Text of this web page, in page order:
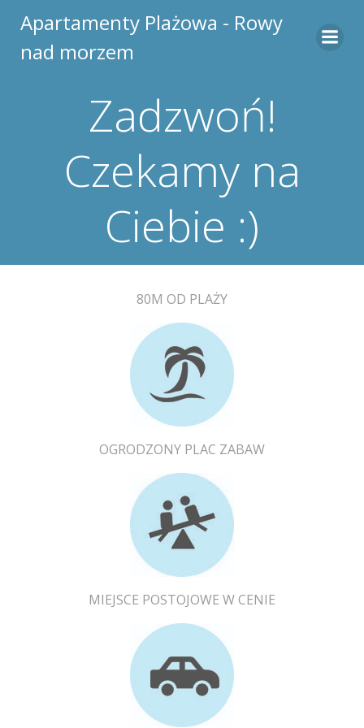
to
Apartamenty Plażowa - Rowy
nad morzem
Zadzwoń!
Czekamy na
Ciebie :)
80M OD PLAŻY
OGRODZONY PLAC ZABAW
MIEJSCE POSTOJOWE W CENIE